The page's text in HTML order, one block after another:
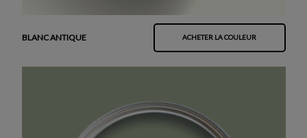
BLANC ANTIQUE ACHETER LA COULEUR